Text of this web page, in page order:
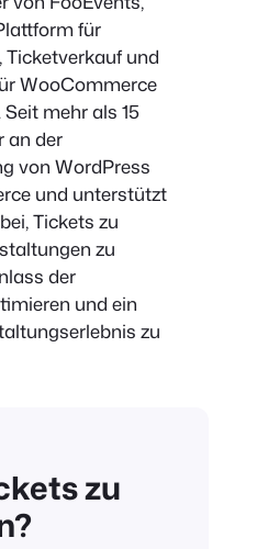
für
und
WooCommerce
mehr als 15
an der
von WordPress
und unterstützt
Tickets zu
zu
der
und ein
zu
zu